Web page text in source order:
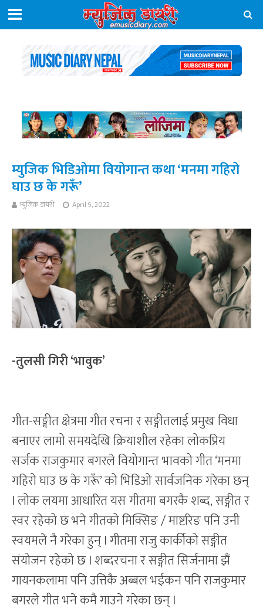
म्युजिक भिडिओमा वियोगान्त कथा ‘मनमा गहिरो
घाउ छ के गरूँ’
म्युजिक डायरी April 9, 2022
-तुलसी गिरी ‘भावुक’
गीत-सङ्गीत क्षेत्रमा गीत रचना र सङ्गीतलाई प्रमुख विधा
बनाएर लामो समयदेखि क्रियाशील रहेका लोकप्रिय
सर्जक राजकुमार बगरले वियोगान्त भावको गीत ‘मनमा
गहिरो घाउ छ के गरूँ’ को भिडिओ सार्वजनिक गरेका छन्
l लोक लयमा आधारित यस गीतमा बगरकै शब्द, सङ्गीत र
स्वर रहेको छ भने गीतको मिक्सिङ / माष्टरिङ पनि उनी
स्वयमले नै गरेका हुन् l गीतमा राजु कार्कीको सङ्गीत
संयोजन रहेको छ l शब्दरचना र सङ्गीत सिर्जनामा झैं
गायनकलामा पनि उत्तिकै अब्बल भईकन पनि राजकुमार
बगरले गीत भने कमै गाउने गरेका छन् l